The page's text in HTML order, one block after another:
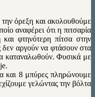
την όρεξη και ακολουθούμε
αναφέρει ότι η πιτσαρία
φτηνότερη πίτσα στην
δεν αργούν να φτάσουν στα
καταναλωθούν. Φυσικά με
και 8 μπύρες πληρώνουμε
γελώντας την βόλτα